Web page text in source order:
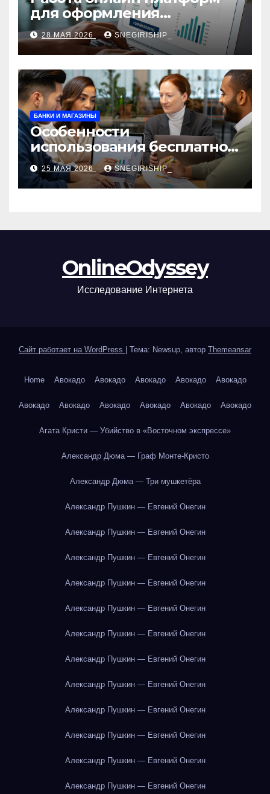
для оформления
авиабилетов: алгоритмы,
сборы и безопасность
28 МАЯ 2026 SNEGIRISHIP_
БАНКИ И МАГАЗИНЫ
Особенности
использования бесплатной
версии программ для
автоматизации и
управления предприятием
25 МАЯ 2026 SNEGIRISHIP_
OnlineOdyssey
Исследование Интернета
Сайт работает на WordPress Тема: Newsup, автор Themeansar
Home Авокадо Авокадо Авокадо Авокадо Авокадо
Авокадо Авокадо Авокадо Авокадо Авокадо Авокадо
Агата Кристи — Убийство в «Восточном экспрессе»
Александр Дюма — Граф Монте-Кристо
Александр Дюма — Три мушкетёра
Александр Пушкин — Евгений Онегин
Александр Пушкин — Евгений Онегин
Александр Пушкин — Евгений Онегин
Александр Пушкин — Евгений Онегин
Александр Пушкин — Евгений Онегин
Александр Пушкин — Евгений Онегин
Александр Пушкин — Евгений Онегин
Александр Пушкин — Евгений Онегин
Александр Пушкин — Евгений Онегин
Александр Пушкин — Евгений Онегин
Александр Пушкин — Евгений Онегин
Александр Пушкин — Евгений Онегин